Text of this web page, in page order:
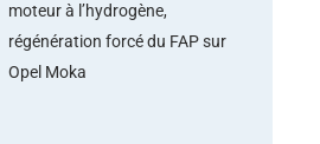
moteur à l’hydrogène,
régénération forcé du FAP sur
Opel Moka